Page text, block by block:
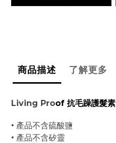
商品描述 了解更多
Living Proof 抗毛躁護髮素
• 產品不含硫酸鹽
• 產品不含矽靈